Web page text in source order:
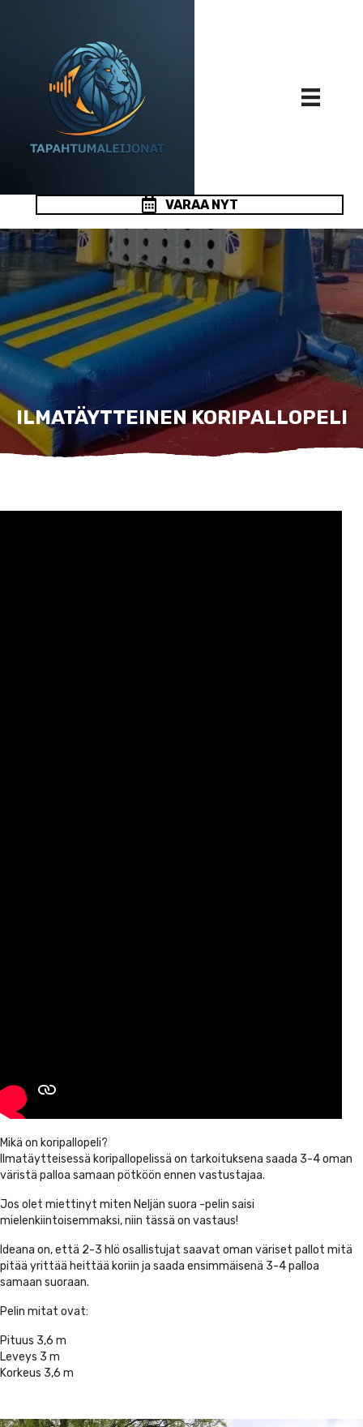
VARAA NYT
ILMATÄYTTEINEN KORIPALLOPELI
Mikä on koripallopeli?
Ilmatäytteisessä koripallopelissä on tarkoituksena saada 3-4 oman
väristä palloa samaan pötköön ennen vastustajaa.
Jos olet miettinyt miten Neljän suora -pelin saisi
mielenkiintoisemmaksi, niin tässä on vastaus!
Ideana on, että 2-3 hlö osallistujat saavat oman väriset pallot mitä
pitää yrittää heittää koriin ja saada ensimmäisenä 3-4 palloa
samaan suoraan.
Pelin mitat ovat:
Pituus 3,6 m
Leveys 3 m
Korkeus 3,6 m